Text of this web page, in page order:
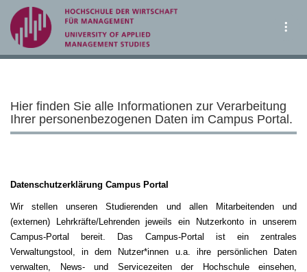
Hier finden Sie alle Informationen zur Verarbeitung
Ihrer personenbezogenen Daten im Campus Portal.
Datenschutzerklärung Campus Portal
Wir stellen unseren Studierenden und allen Mitarbeitenden und
(externen) Lehrkräfte/Lehrenden jeweils ein Nutzerkonto in unserem
Campus-Portal bereit. Das Campus-Portal ist ein zentrales
Verwaltungstool, in dem Nutzer*innen u.a. ihre persönlichen Daten
verwalten, News- und Servicezeiten der Hochschule einsehen,